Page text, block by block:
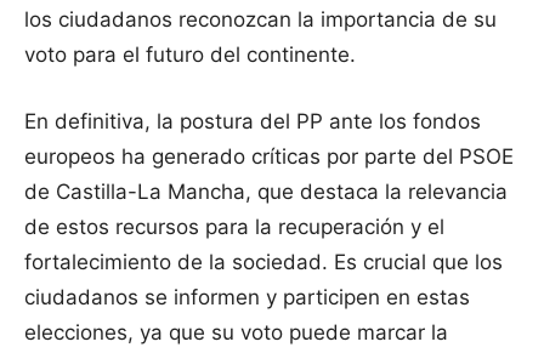
los ciudadanos reconozcan la importancia de su
voto para el futuro del continente.
En definitiva, la postura del PP ante los fondos
europeos ha generado críticas por parte del PSOE
de Castilla-La Mancha, que destaca la relevancia
de estos recursos para la recuperación y el
fortalecimiento de la sociedad. Es crucial que los
ciudadanos se informen y participen en estas
elecciones, ya que su voto puede marcar la